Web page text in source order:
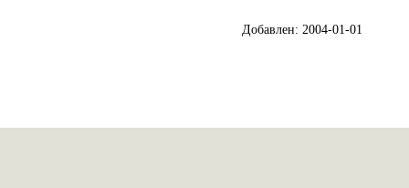
Добавлен: 2004-01-01